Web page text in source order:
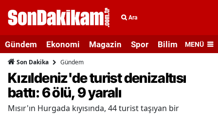
Ara
Gündem Ekonomi Magazin Spor Bilim veMENÜ
Son Dakika Gündem
Kızıldeniz'de turist denizaltısı
battı: 6 ölü, 9 yaralı
Mısır'ın Hurgada kıyısında, 44 turist taşıyan bir